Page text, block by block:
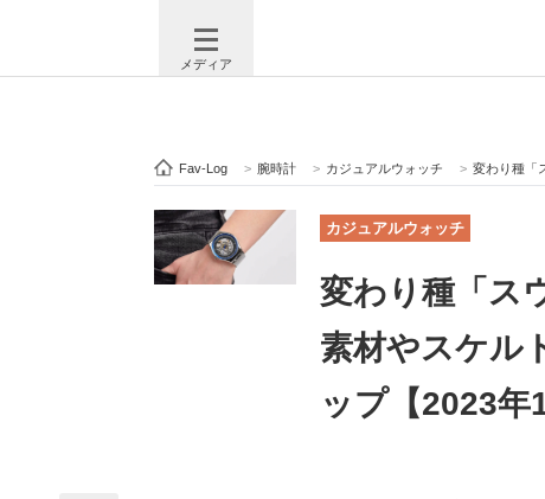
メディア
注目記事を集めた総合ページ ITの今と
ビジネスと働き方のヒント AI活用の
ITエンジニア向け専門サイト 企業向けIT製
Fav-Log > 腕時計 > カジュアルウォッチ > 変わり種「ス
カジュアルウォッチ
変わり種「ス
素材やスケル
ップ【2023年